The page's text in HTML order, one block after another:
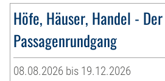
Höfe, Häuser, Handel - Der
Passagenrundgang
08.08.2026 bis 19.12.2026